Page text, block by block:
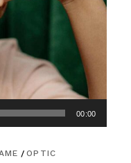
00:00
OPTIC